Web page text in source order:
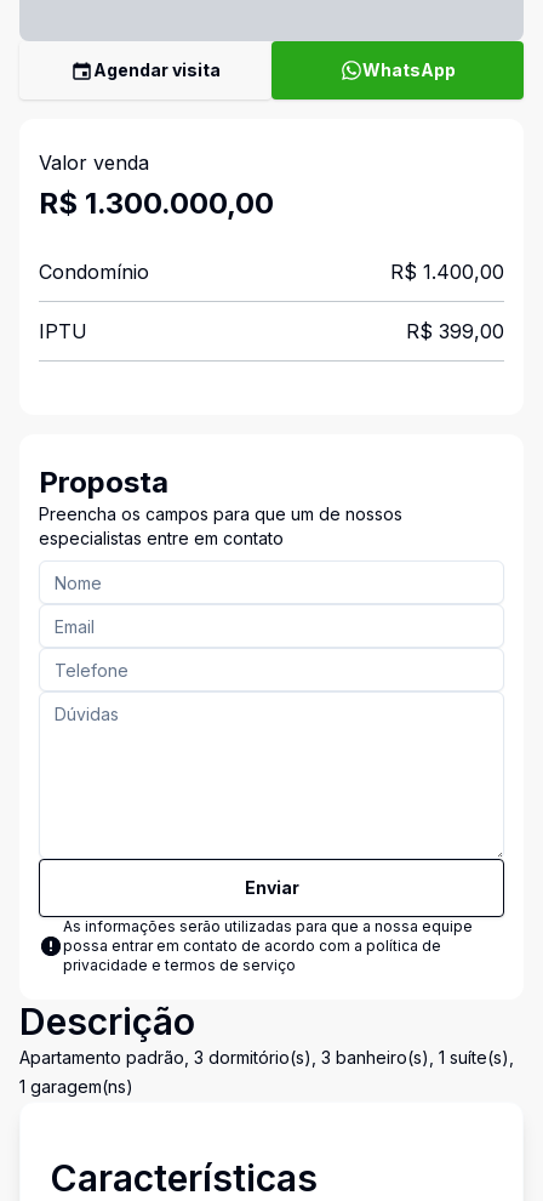
Agendar visita WhatsApp
Valor venda
R$ 1.300.000,00
Condomínio R$ 1.400,00
IPTU R$ 399,00
Proposta
Preencha os campos para que um de nossos
especialistas entre em contato
Enviar
As informações serão utilizadas para que a nossa equipe
possa entrar em contato de acordo com a política de
privacidade e termos de serviço
Descrição
Apartamento padrão, 3 dormitório(s), 3 banheiro(s), 1 suíte(s),
1 garagem(ns)
Características